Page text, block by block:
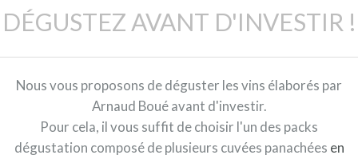
DÉGUSTEZ AVANT D'INVESTIR !
Nous vous proposons de déguster les vins élaborés par
Arnaud Boué avant d'investir.
Pour cela, il vous suffit de choisir l'un des packs
dégustation composé de plusieurs cuvées panachées en